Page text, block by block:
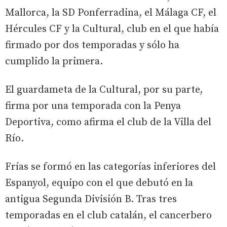
Mallorca, la SD Ponferradina, el Málaga CF, el
Hércules CF y la Cultural, club en el que había
firmado por dos temporadas y sólo ha
cumplido la primera.
El guardameta de la Cultural, por su parte,
firma por una temporada con la Penya
Deportiva, como afirma el club de la Villa del
Río.
Frías se formó en las categorías inferiores del
Espanyol, equipo con el que debutó en la
antigua Segunda División B. Tras tres
temporadas en el club catalán, el cancerbero